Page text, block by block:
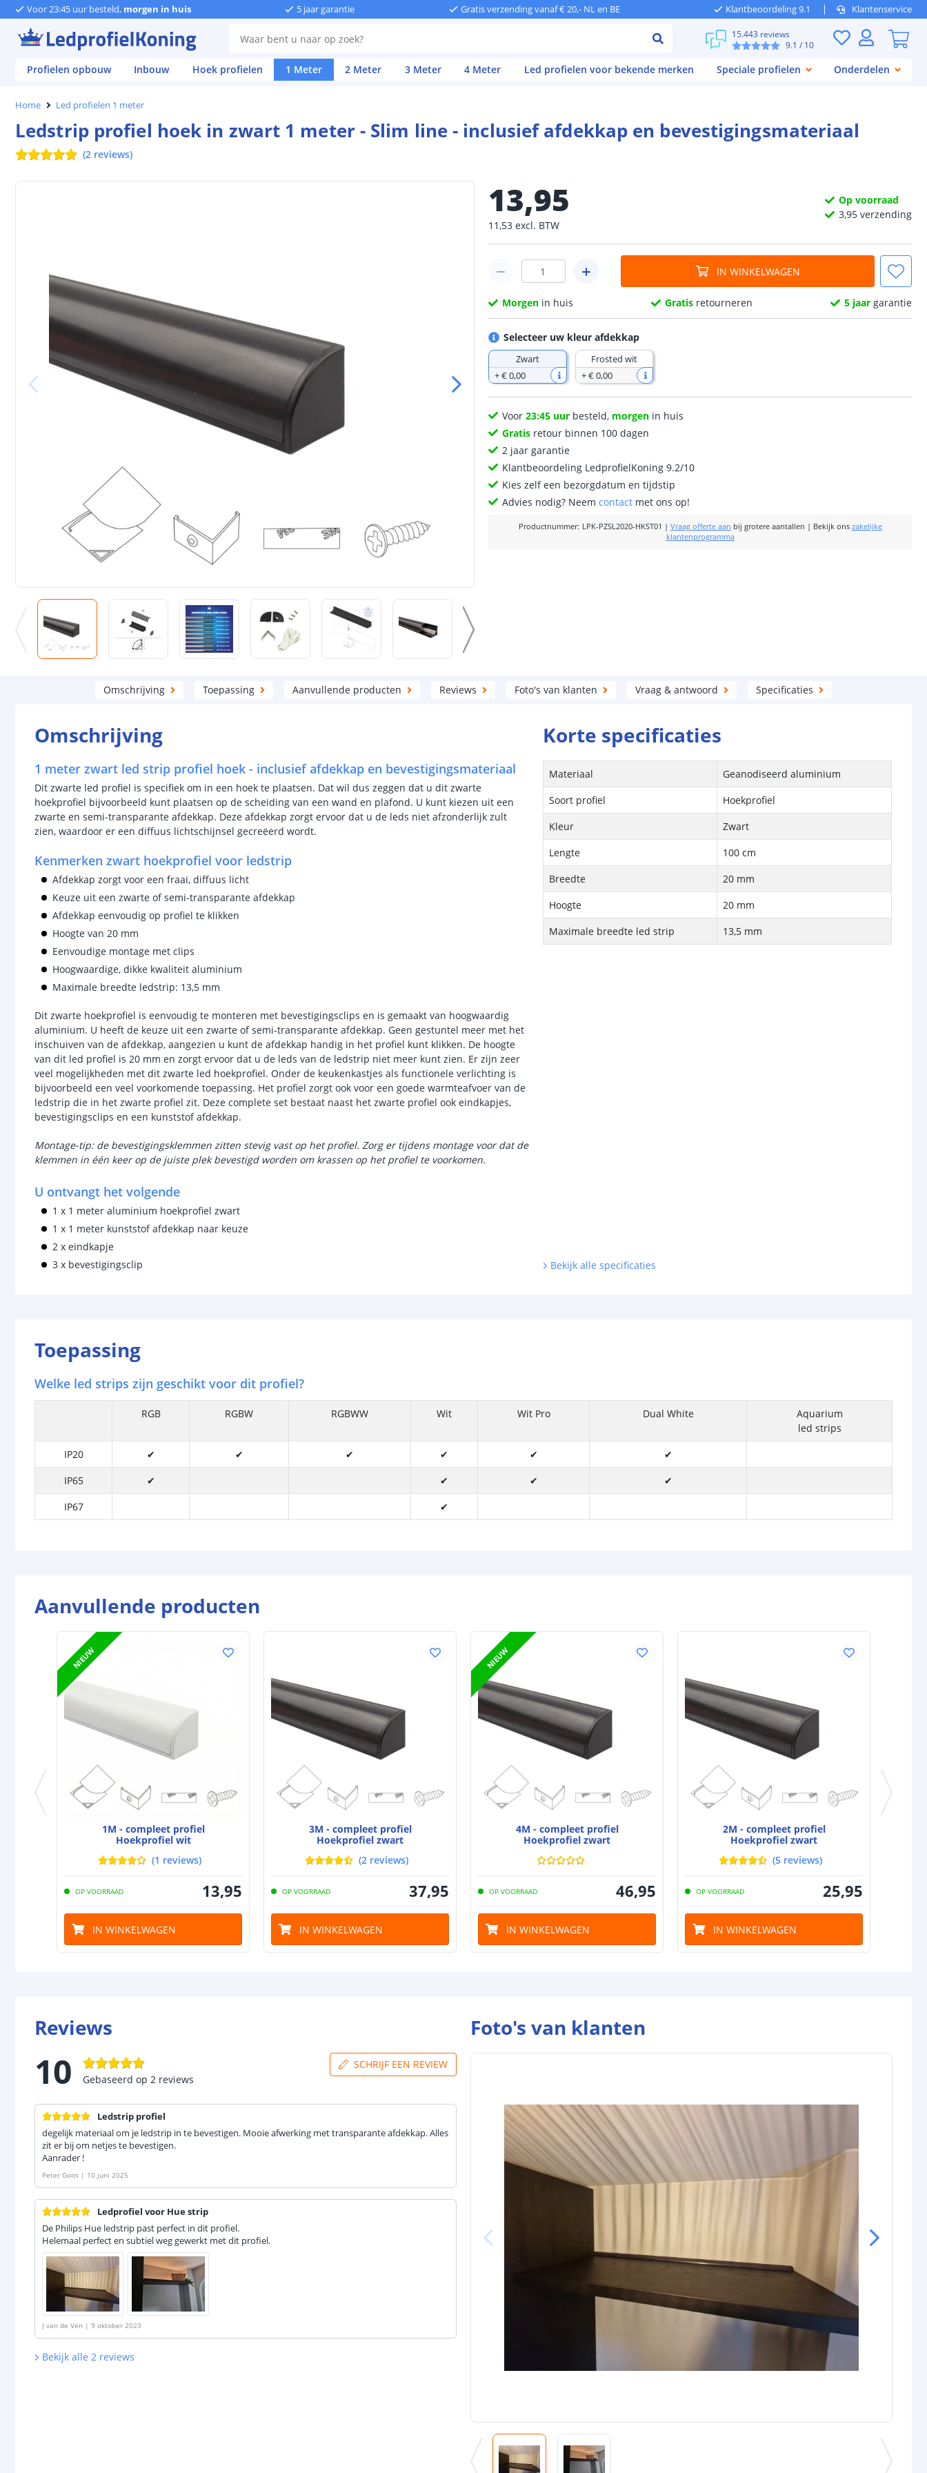
Voor 23:45 uur besteld, morgen in huis 5 jaar garantie Gratis verzending vanaf € 20,- NL en BE Klantbeoordeling 9.1 Klantenservice
15.443 reviews
9.1 / 10
Profielen opbouw Inbouw Hoek profielen 1 Meter 2 Meter 3 Meter 4 Meter Led profielen voor bekende merken Speciale profielen Onderdelen
Home Led profielen 1 meter
Ledstrip profiel hoek in zwart 1 meter - Slim line - inclusief afdekkap en bevestigingsmateriaal
(2 reviews)
13,95
11,53 excl. BTW
Op voorraad
3,95 verzending
IN WINKELWAGEN
Morgen in huis Gratis retourneren 5 jaargarantie
Selecteer uw kleur afdekkap
Zwart
+€ 0,00
Frosted wit
+€ 0,00
Voor23:45 uur besteld, morgen in huis
Gratis retour binnen 100 dagen
2 jaar garantie
Klantbeoordeling LedprofielKoning 9.2/10
Kies zelf een bezorgdatum en tijdstip
Advies nodig? Neemcontact met ons op!
Productnummer: LPK-PZSL2020-HKST01 | Vraag offerte aan bij grotere aantallen | Bekijk ons zakelijke
klantenprogramma
Omschrijving Toepassing Aanvullende producten Reviews Foto's van klanten Vraag & antwoord Specificaties
Omschrijving
1 meter zwart led strip profiel hoek - inclusief afdekkap en bevestigingsmateriaal
Dit zwarte led profiel is specifiek om in een hoek te plaatsen. Dat wil dus zeggen dat u dit zwarte
hoekprofiel bijvoorbeeld kunt plaatsen op de scheiding van een wand en plafond. U kunt kiezen uit een
zwarte en semi-transparante afdekkap. Deze afdekkap zorgt ervoor dat u de leds niet afzonderlijk zult
zien, waardoor er een diffuus lichtschijnsel gecreëerd wordt.
Kenmerken zwart hoekprofiel voor ledstrip
Afdekkap zorgt voor een fraai, diffuus licht
Keuze uit een zwarte of semi-transparante afdekkap
Afdekkap eenvoudig op profiel te klikken
Hoogte van 20 mm
Eenvoudige montage met clips
Hoogwaardige, dikke kwaliteit aluminium
Maximale breedte ledstrip: 13,5 mm
Dit zwarte hoekprofiel is eenvoudig te monteren met bevestigingsclips en is gemaakt van hoogwaardig
aluminium. U heeft de keuze uit een zwarte of semi-transparante afdekkap. Geen gestuntel meer met het
inschuiven van de afdekkap, aangezien u kunt de afdekkap handig in het profiel kunt klikken. De hoogte
van dit led profiel is 20 mm en zorgt ervoor dat u de leds van de ledstrip niet meer kunt zien. Er zijn zeer
veel mogelijkheden met dit zwarte led hoekprofiel. Onder de keukenkastjes als functionele verlichting is
bijvoorbeeld een veel voorkomende toepassing. Het profiel zorgt ook voor een goede warmteafvoer van de
ledstrip die in het zwarte profiel zit. Deze complete set bestaat naast het zwarte profiel ook eindkapjes,
bevestigingsclips en een kunststof afdekkap.
Montage-tip: de bevestigingsklemmen zitten stevig vast op het profiel. Zorg er tijdens montage voor dat de
klemmen in één keer op de juiste plek bevestigd worden om krassen op het profiel te voorkomen.
U ontvangt het volgende
1 x 1 meter aluminium hoekprofiel zwart
1 x 1 meter kunststof afdekkap naar keuze
2 x eindkapje
3 x bevestigingsclip
Korte specificaties
Materiaal
Geanodiseerd aluminium
Soort profiel
Hoekprofiel
Kleur
Zwart
Lengte
100 cm
Breedte
20 mm
Hoogte
20 mm
Maximale breedte led strip
13,5 mm
Bekijk alle specificaties
Toepassing
Welke led strips zijn geschikt voor dit profiel?
RGB RGBW RGBWW Wit Wit Pro Dual White
Aquarium
led strips
IP20
✔ ✔ ✔ ✔ ✔
✔
IP65
✔ ✔ ✔
✔
IP67
✔
Aanvullende producten
NIEUW
1M - compleet profiel
Hoekprofiel wit
(1 reviews)
OP VOORRAAD 13,95
IN WINKELWAGEN
3M - compleet profiel
Hoekprofiel zwart
(2 reviews)
OP VOORRAAD 37,95
IN WINKELWAGEN
NIEUW
4M - compleet profiel
Hoekprofiel zwart
OP VOORRAAD 46,95
IN WINKELWAGEN
2M - compleet profiel
Hoekprofiel zwart
(5 reviews)
OP VOORRAAD 25,95
IN WINKELWAGEN
Reviews
10 Gebaseerd op 2 reviews
SCHRIJF EEN REVIEW
Ledstrip profiel
degelijk materiaal om je ledstrip in te bevestigen. Mooie afwerking met transparante afdekkap. Alles
zit er bij om netjes te bevestigen.
Aanrader !
Peter Goos | 10 juni 2025
Ledprofiel voor Hue strip
De Philips Hue ledstrip past perfect in dit profiel.
Helemaal perfect en subtiel weg gewerkt met dit profiel.
J van de Ven | 9 oktober 2023
Bekijk alle 2 reviews
Foto's van klanten